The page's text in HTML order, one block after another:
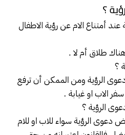
؟
أمتناع الام عنرؤيةالاطفال
طلاق أم لا .
؟
الرؤية ومن الممكن أن ترفع
الاب او غيابة .
الرؤية ؟
الرؤية سواء للاب او للام